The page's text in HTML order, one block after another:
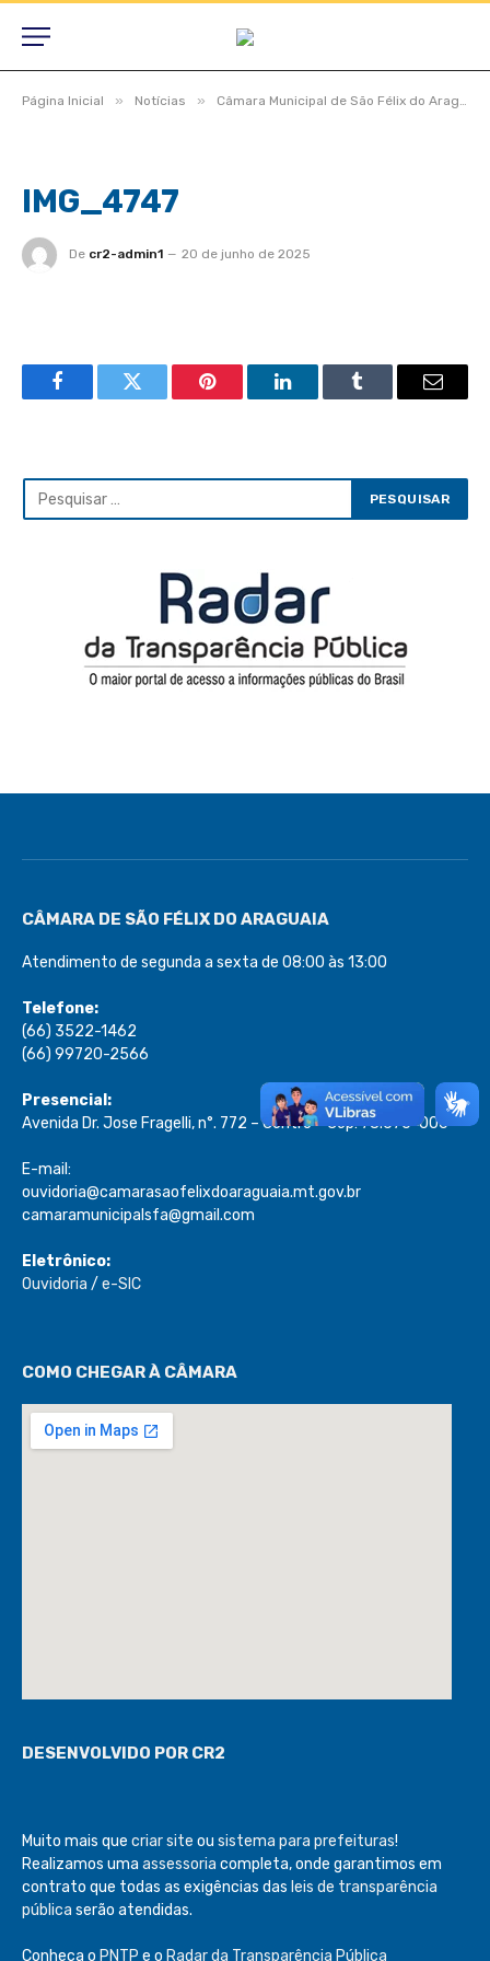
Página Inicial » Notícias » Câmara Municipal de São Félix do Araguaia aprova projetos relevantes e reforça compromisso com a população durante sessão ordinária
IMG_4747
De cr2-admin1 20 de junho de 2025
FacebookTwitter Pinterest LinkedInTumblr Email
CÂMARA DE SÃO FÉLIX DO ARAGUAIA
Atendimento de segunda a sexta de 08:00 às 13:00
Telefone:
(66) 3522-1462
(66) 99720-2566
Presencial:
Avenida Dr. Jose Fragelli, n°. 772 – Centro – Cep: 78.670-000
E-mail:
ouvidoria@camarasaofelixdoaraguaia.mt.gov.br
camaramunicipalsfa@gmail.com
Eletrônico:
Ouvidoria / e-SIC
COMO CHEGAR À CÂMARA
DESENVOLVIDO POR CR2
Muito mais que criar site ou sistema para prefeituras!
Realizamos uma assessoria completa, onde garantimos em
contrato que todas as exigências das leis de transparência
pública serão atendidas.
Conheça o PNTP e o Radar da Transparência Pública